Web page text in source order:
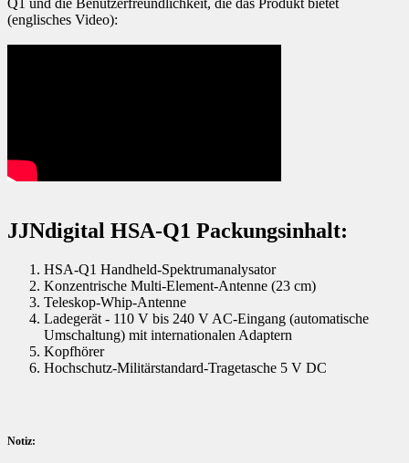
(englisches Video):
JJNdigital HSA-Q1 Packungsinhalt:
HSA-Q1 Handheld-Spektrumanalysator
Konzentrische Multi-Element-Antenne (23 cm)
Teleskop-Whip-Antenne
Ladegerät - 110 V bis 240 V AC-Eingang (automatische
Umschaltung) mit internationalen Adaptern
Kopfhörer
Hochschutz-Militärstandard-Tragetasche 5 V DC
Notiz: